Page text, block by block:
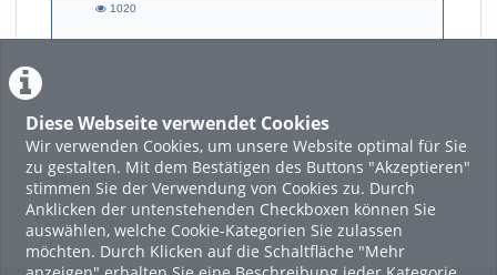
Diese Webseite verwendet Cookies
Wir verwenden Cookies, um unsere Website optimal für Sie
zu gestalten. Mit dem Bestätigen des Buttons "Akzeptieren"
stimmen Sie der Verwendung von Cookies zu. Durch
Anklicken der untenstehenden Checkboxen können Sie
auswählen, welche Cookie-Kategorien Sie zulassen
möchten. Durch Klicken auf die Schaltfläche "Mehr
1020
LADE MEHR
Featured
Beliebtheit